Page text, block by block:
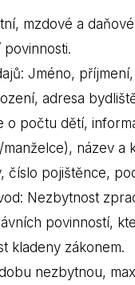
mzdové a
Jméno,
adresa
o počtu dětí,
manželce), název a
číslo pojištěnce,
Nezbytnost
povinností,
kladeny zákonem.
nezbytnou,